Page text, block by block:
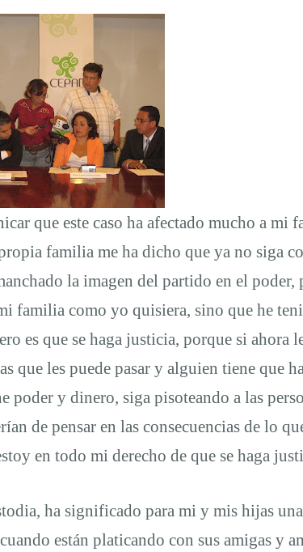
que este caso ha afectado mucho a mi
familia me ha dicho que ya no siga
la imagen del partido en el
familia como yo quisiera, sino que he
es que se haga justicia, porque si ahora
que les puede pasar y alguien tiene que
poder y dinero, siga pisoteando a las
de pensar en las consecuencias de lo
en todo mi derecho de que se haga
ha significado para mi y mis hijas
están platicando con sus amigas y